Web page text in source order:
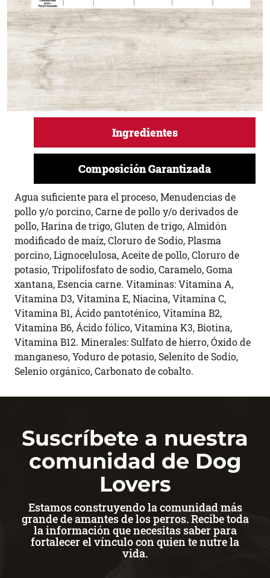
Ingredientes
Composición Garantizada
Agua suficiente para el proceso, Menudencias de
pollo y/o porcino, Carne de pollo y/o derivados de
pollo, Harina de trigo, Gluten de trigo, Almidón
modificado de maíz, Cloruro de Sodio, Plasma
porcino, Lignocelulosa, Aceite de pollo, Cloruro de
potasio, Tripolifosfato de sodio, Caramelo, Goma
xantana, Esencia carne. Vitaminas: Vitamina A,
Vitamina D3, Vitamina E, Niacina, Vitamina C,
Vitamina B1, Ácido pantoténico, Vitamina B2,
Vitamina B6, Ácido fólico, Vitamina K3, Biotina,
Vitamina B12. Minerales: Sulfato de hierro, Óxido de
manganeso, Yoduro de potasio, Selenito de Sodio,
Selenio orgánico, Carbonato de cobalto.
Suscríbete a nuestra
comunidad de Dog
Lovers
Estamos construyendo la comunidad más
grande de amantes de los perros. Recibe toda
la información que necesitas saber para
fortalecer el vínculo con quien te nutre la
vida.